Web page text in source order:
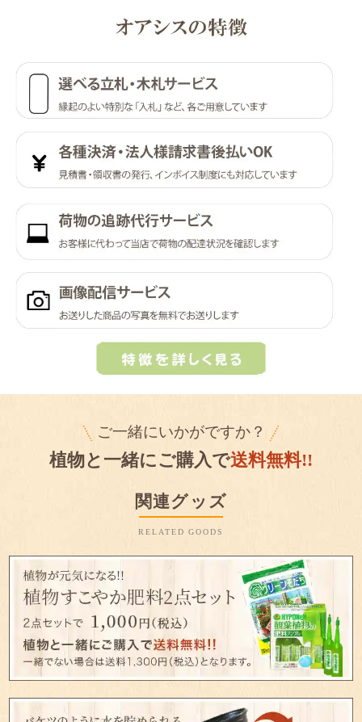
ご一緒にいかがですか？
植物と一緒にご購入で送料無料!!
関連グッズ
RELATED GOODS